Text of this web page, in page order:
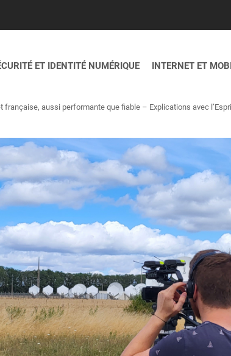
ET IDENTITÉ NUMÉRIQUE INTERNET ET
française, aussi performante que fiable – Explications avec